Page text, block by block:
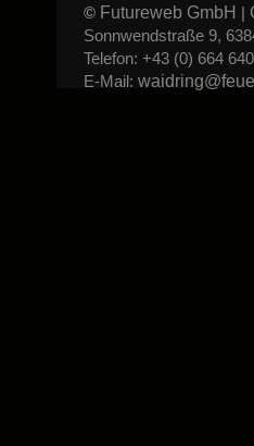
© Futureweb GmbH |
Sonnwendstraße 9,
Telefon: +43 (0) 664
E-Mail: